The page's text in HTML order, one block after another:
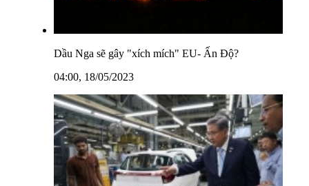
Dầu Nga sẽ gây "xích mích" EU- Ấn Độ?
04:00, 18/05/2023